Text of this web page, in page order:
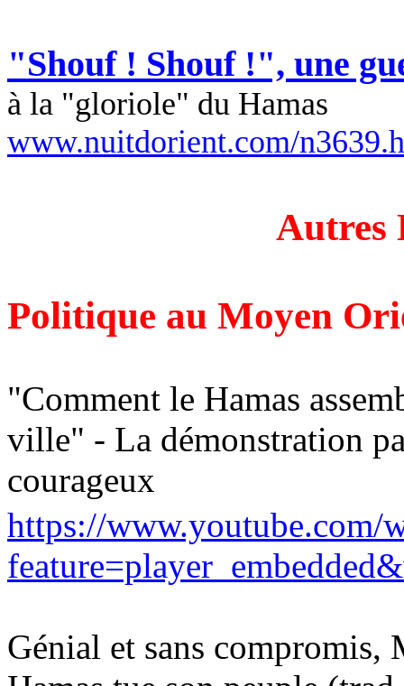
"Shouf ! Shouf !", une
à la "gloriole" du Hamas
www.nuitdorient.com/
Autres
Politique au Moyen
"Comment le Hamas
ville" - La démonstration
courageux
https://www.youtube.com/
Génial et sans compromis,